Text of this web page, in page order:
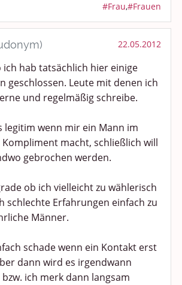
#Frau,#Frauen
22.05.2012
ich hab tatsächlich hier einige
geschlossen. Leute mit denen ich
und regelmäßig schreibe.
legitim wenn mir ein Mann im
macht, schließlich will
gebrochen werden.
ob ich vielleicht zu wählerisch
schlechte Erfahrungen einfach zu
Männer.
schade wenn ein Kontakt erst
dann wird es irgendwann
ich merk dann langsam